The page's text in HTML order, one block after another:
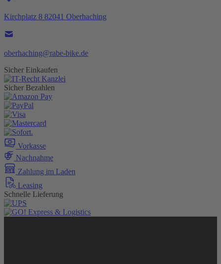
Kirchplatz 8 82041 Oberhaching
oberhaching@rabe-bike.de
Sicher Einkaufen
Sicher Bezahlen
Vorkasse
Nachnahme
Zahlung im Laden
Leasing
Schnelle Lieferung